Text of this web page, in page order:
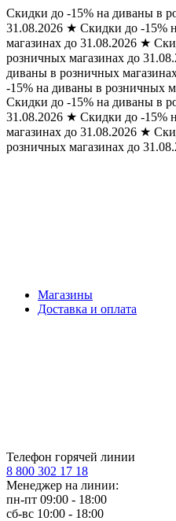
Скидки до -15% на диваны в
31.08.2026 ★ Скидки до -15%
магазинах до 31.08.2026 ★
розничных магазинах до
диваны в розничных
-15% на диваны в розничных
Скидки до -15% на диваны в
31.08.2026 ★ Скидки до -15%
магазинах до 31.08.2026 ★
розничных магазинах до
Магазины
Доставка и оплата
Телефон горячей линии
8 800 302 17 18
Менеджер на линии:
пн-пт 09:00 - 18:00
сб-вс 10:00 - 18:00